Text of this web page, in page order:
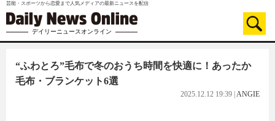
芸能・スポーツから恋愛まで人気メディアの最新ニュースを配信
デイリーニュースオンライン
“ふわとろ”毛布で冬のおうち時間を快適に！あったか
毛布・ブランケット6選
2025.12.12 19:39 ANGIE